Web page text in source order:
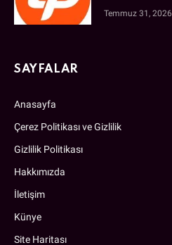
Temmuz 31, 2026
SAYFALAR
Anasayfa
Çerez Politikası ve Gizlilik
Gizlilik Politikası
Hakkımızda
İletişim
Künye
Site Haritası